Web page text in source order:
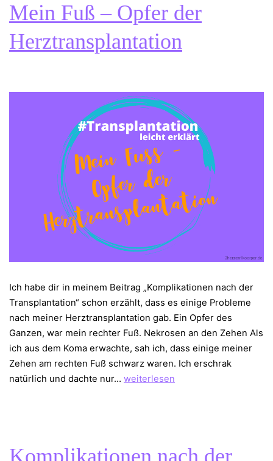
Mein Fuß – Opfer der
Herztransplantation
Ich habe dir in meinem Beitrag „Komplikationen nach der
Transplantation“ schon erzählt, dass es einige Probleme
nach meiner Herztransplantation gab. Ein Opfer des
Ganzen, war mein rechter Fuß. Nekrosen an den Zehen Als
ich aus dem Koma erwachte, sah ich, dass einige meiner
Zehen am rechten Fuß schwarz waren. Ich erschrak
natürlich und dachte nur… Mein
Herztransplantation
weiterlesen
Komplikationen nach der